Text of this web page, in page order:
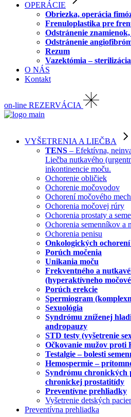
OPERÁCIE
Obriezka, operácia
Frenuloplastika pre
Odstránenie
Odstránenie
Rezum
Vazektómia –
O NÁS
Kontakt
on-line REZERVÁCIA
VYŠETRENIA A LIEČBA
TENS – Efektívna,
Liečba nutkavého
inkontinencie moču.
Ochorenie obličiek
Ochorenie močovodov
Ochorení močového
Ochorenia močovej rúry
Ochorenia prostaty a
Ochorenia semenníkov a
Ochorenia penisu
Onkologických
Porúch močenia
Unikania moču
Frekventného a
(hyperaktívneho
Porúch erekcie
Spermiogram
Sexuológia
Syndrómu zníženej
andropauzy
STD testy (vyšetrenie
Očkovanie mužov proti
Testalgie – bolesti
Hemospermie –
Syndrómu chronických
chronickej prostatitídy
Preventívne prehliadky
Vyšetrenie detských
Preventívna prehliadka